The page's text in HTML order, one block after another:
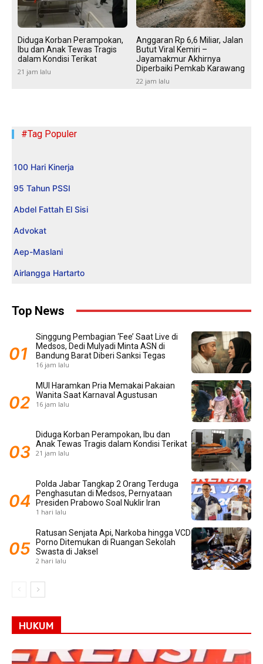
Diduga Korban Perampokan,
Ibu dan Anak Tewas Tragis
dalam Kondisi Terikat
21 jam lalu
Anggaran Rp 6,6 Miliar, Jalan
Butut Viral Kemiri –
Jayamakmur Akhirnya
Diperbaiki Pemkab Karawang
22 jam lalu
#Tag Populer
100 Hari Kinerja
95 Tahun PSSI
Abdel Fattah El Sisi
Advokat
Aep-Maslani
Airlangga Hartarto
Top News
Singgung Pembagian ‘Fee’ Saat Live di
Medsos, Dedi Mulyadi Minta ASN di
Bandung Barat Diberi Sanksi Tegas
16 jam lalu
MUI Haramkan Pria Memakai Pakaian
Wanita Saat Karnaval Agustusan
16 jam lalu
Diduga Korban Perampokan, Ibu dan
Anak Tewas Tragis dalam Kondisi Terikat
21 jam lalu
Polda Jabar Tangkap 2 Orang Terduga
Penghasutan di Medsos, Pernyataan
Presiden Prabowo Soal Nuklir Iran
1 hari lalu
Ratusan Senjata Api, Narkoba hingga VCD
Porno Ditemukan di Ruangan Sekolah
Swasta di Jaksel
2 hari lalu
HUKUM